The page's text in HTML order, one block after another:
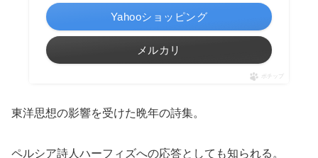
Yahooショッピング
メルカリ
ポチップ
東洋思想の影響を受けた晩年の詩集。
ペルシア詩人ハーフィズへの応答としても知られる。